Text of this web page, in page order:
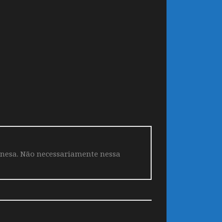
Não necessariamente nessa